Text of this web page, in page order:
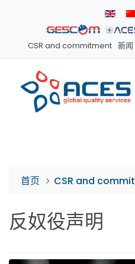
CSR and commitment 新闻
首页 CSR and
反奴役声明